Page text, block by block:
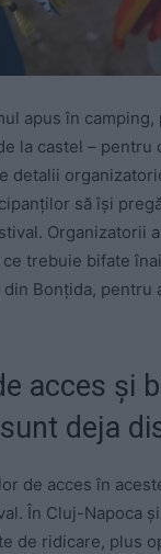
apus în
la castel – pentru
detalii
să își
Organizatorii
trebuie bifate
Bonțida, pentru
acces și
deja
de acces în
În Cluj-Napoca
de ridicare, plus